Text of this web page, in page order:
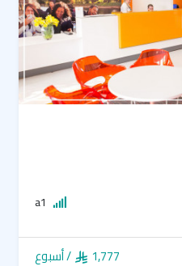
1,777 / أسبوع